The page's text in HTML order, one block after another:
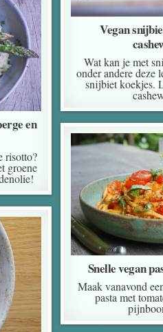
Vegan
Wat kan je met
onder andere deze
snijbiet koekjes.
en
risotto?
groene
Snelle vegan
Maak vanavond
pasta met